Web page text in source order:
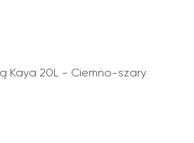
Kaya 20L - Ciemno-szary